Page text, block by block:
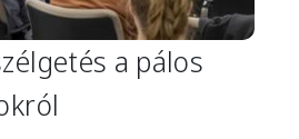
a pálos